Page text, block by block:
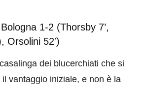
1-2 (Thorsby 7’,
Orsolini 52′)
dei blucerchiati che si
vantaggio iniziale, e non è la